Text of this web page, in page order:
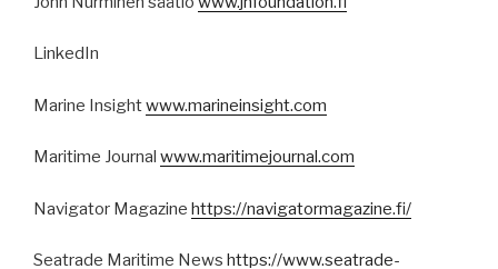
LinkedIn
Marine Insightwww.marineinsight.com
Maritime Journal www.maritimejournal.com
Navigator Magazine https://navigatormagazine.fi/
Seatrade Maritime News https://www.seatrade-